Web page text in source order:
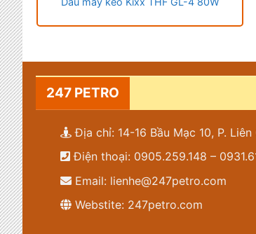
247 PETRO
Địa chỉ: 14-16 Bầu Mạc 10, P.
Điện thoại: 0905.259.148 –
Email: lienhe@247petro.com
Webstite: 247petro.com